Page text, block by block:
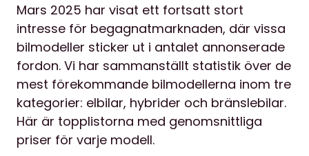
Mars 2025 har visat ett fortsatt stort
intresse för begagnatmarknaden, där vissa
bilmodeller sticker ut i antalet annonserade
fordon. Vi har sammanställt statistik över de
mest förekommande bilmodellerna inom tre
kategorier: elbilar, hybrider och bränslebilar.
Här är topplistorna med genomsnittliga
priser för varje modell.